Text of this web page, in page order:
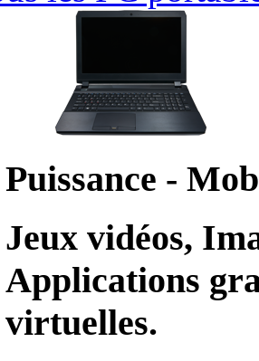
Puissance -
Jeux vidéos,
Applications
virtuelles.